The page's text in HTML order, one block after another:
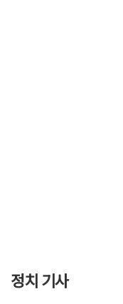
정치 기사